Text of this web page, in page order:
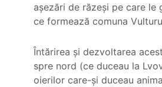
așezări de răzeși pe care le
ce formează comuna
Întărirea și dezvoltarea
spre nord (ce duceau la
oierilor care-și duceau